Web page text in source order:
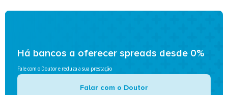
Há bancos a oferecer spreads desde 0%
Fale com o Doutor e reduza a sua prestação
Falar com o Doutor